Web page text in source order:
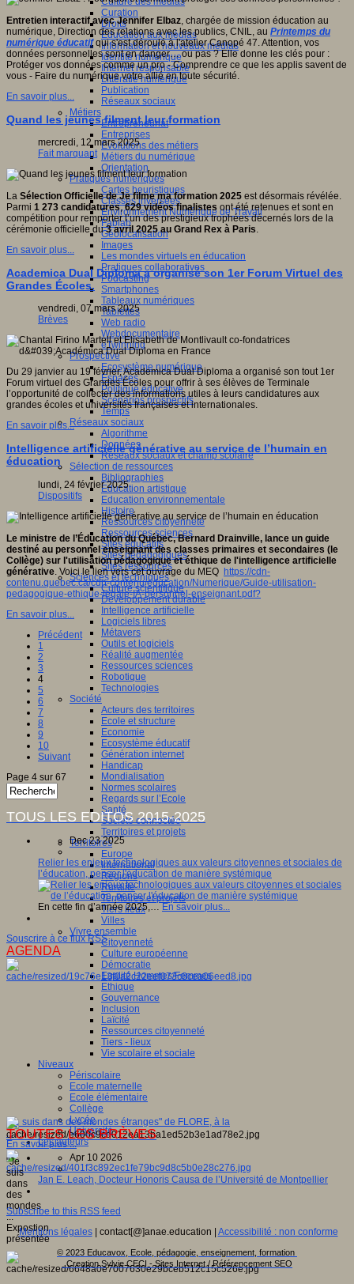
Curation
Droits
Education aux médias
Information et nouveaux médias
Identité numérique
Internet responsable
Littératie numérique
Publication
Réseaux sociaux
Métiers
Entrepreneuriat
Entreprises
Evolutions des métiers
Métiers du numérique
Orientation
Pratiques numériques
Cartes heuristiques
Classes inversées
Environnement Numérique de Travail
Fablab
Géolocalisation
Images
Les mondes virtuels en éducation
Pratiques collaboratives
Podcasting
Smartphones
Tableaux numériques
Tablettes
Web radio
Webdocumentaire
eTwinning
Prospective
Ecosystème numérique
Espaces
Politique éducative
Scénarios prospectifs
Temps
Réseaux sociaux
Algorithme
Données
Réseaux sociaux et champ scolaire
Sélection de ressources
Bibliographies
Education artistique
Education environnementale
Histoire
Ressources citoyenneté
Ressources sciences
Sites éducatifs
Sites pédagogiques
Sites ressources
Sciences et techniques
Culture scientifique
Développement durable
Intelligence artificielle
Logiciels libres
Métavers
Outils et logiciels
Réalité augmentée
Ressources sciences
Robotique
Technologies
Société
Acteurs des territoires
Ecole et structure
Economie
Ecosystème éducatif
Génération internet
Handicap
Mondialisation
Normes scolaires
Regards sur l’Ecole
Santé
Société connectée
Territoires et projets
Territoires
Europe
International
Régions
Ruralité
Territoires et projets
Tiers lieux
Villes
Vivre ensemble
Citoyenneté
Culture européenne
Démocratie
Egalité Hommes/Femmes
Ethique
Gouvernance
Inclusion
Laïcité
Ressources citoyenneté
Tiers - lieux
Vie scolaire et sociale
Niveaux
Périscolaire
Ecole maternelle
Ecole élémentaire
Collège
Lycée
Université
Les auteurs
Entretien interactif avec Jennifer Elbaz, chargée de mission éducation au
numérique, Direction des relations avec les publics, CNIL, au Printemps du
numérique éducatifqui s'est déroulé à l'atelier Canopé 47. Attention, vos
données personnelles sont en danger… ou pas ? Elle donne les clés pour :
Protéger vos données comme un pro - Comprendre ce que les applis savent de
vous - Faire du numérique votre allié en toute sécurité.
En savoir plus...
Quand les jeunes filment leur formation
mercredi, 12 mars 2025
Fait marquant
La Sélection Officielle de Je filme ma formation 2025 est désormais révélée.
Parmi 1 273 candidatures,629 vidéos finalistes ont été retenues et sont en
compétition pour remporter l’un des prestigieux trophées décernés lors de la
cérémonie officielle du3 avril 2025 au Grand Rex à Paris.
En savoir plus...
Academica Dual Diploma a organisé son 1er Forum Virtuel des
Grandes Écoles.
vendredi, 07 mars 2025
Brèves
Du 29 janvier au 19 février, Academica Dual Diploma a organisé son tout 1er
Forum virtuel des Grandes Écoles pour offrir à ses élèves de Terminale
l’opportunité de collecter des informations utiles à leurs candidatures aux
grandes écoles et universités françaises et internationales.
En savoir plus...
Intelligence artificielle générative au service de l’humain en
éducation
lundi, 24 février 2025
Dispositifs
Le ministre de l’Éducation du Québec, Bernard Drainville, lance un guide
destiné au personnel enseignant des classes primaires et secondaires (le
Collège) sur l'utilisation pédagogique et éthique de l'intelligence artificielle
générative . Voici le lien vers cet ouvrage du MEQ https://cdn-
contenu.quebec.ca/cdn-contenu/education/Numerique/Guide-utilisation-
pedagogique-ethique-legale-IA-personnel-enseignant.pdf?
En savoir plus...
Précédent
1
2
3
4
5
6
7
8
9
10
Suivant
Page 4 sur 67
TOUS LES EDITOS 2015-2025
Dec 23 2025
Relier les enjeux technologiques aux valeurs citoyennes et sociales de
l’éducation, penser l'éducation de manière systémique
En cette fin d’année 2025,…En savoir plus...
Souscrire à ce flux RSS
AGENDA
"Je suis dans des mondes étranges" de FLORE, à la
...
En savoir plus ...
"Je
suis
dans
des
mondes
...
Expostion
présentée
...
TOUTES LES BRÈVES
Apr 10 2026
Jan E. Leach, Docteur Honoris Causa de l’Université de Montpellier
Subscribe to this RSS feed
Mentions légales| contact[@]anae.education | Accessibilité : non conforme
© 2023 Educavox, Ecole, pédagogie, enseignement, formation
Creation Sylvie CECI - Sites Internet / Référencement SEO